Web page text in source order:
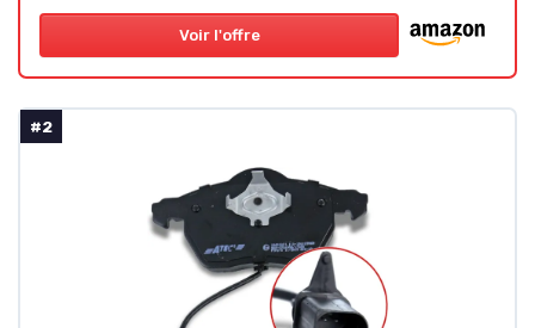
Voir l'offre
#2